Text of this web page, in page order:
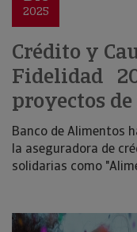
2025
Crédito y
Fidelidad
proyectos
Banco de Alimentos
la aseguradora de
solidarias como